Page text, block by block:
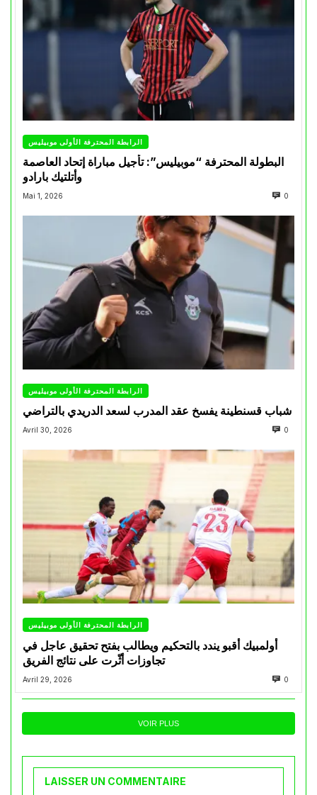
الرابطة المحترفة الأولى موبيليس
البطولة المحترفة “موبيليس”: تأجيل مباراة إتحاد العاصمة
وأتلتيك بارادو
Mai 1, 2026 0
الرابطة المحترفة الأولى موبيليس
شباب قسنطينة يفسخ عقد المدرب لسعد الدريدي بالتراضي
Avril 30, 2026 0
الرابطة المحترفة الأولى موبيليس
أولمبيك أقبو يندد بالتحكيم ويطالب بفتح تحقيق عاجل في
تجاوزات أثّرت على نتائج الفريق
Avril 29, 2026 0
VOIR PLUS
LAISSER UN COMMENTAIRE